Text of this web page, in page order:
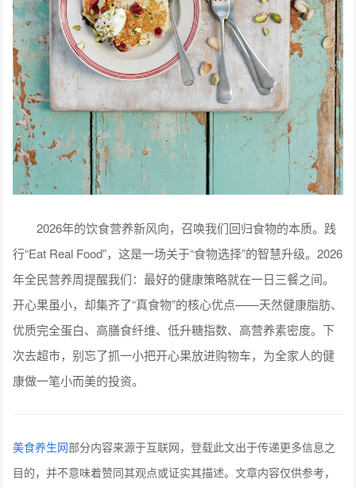
2026年的饮食营养新风向，召唤我们回归食物的本质。践
行“Eat Real Food”，这是一场关于“食物选择”的智慧升级。2026
年全民营养周提醒我们：最好的健康策略就在一日三餐之间。
开心果虽小，却集齐了“真食物”的核心优点——天然健康脂肪、
优质完全蛋白、高膳食纤维、低升糖指数、高营养素密度。下
次去超市，别忘了抓一小把开心果放进购物车，为全家人的健
康做一笔小而美的投资。
美食养生网部分内容来源于互联网，登载此文出于传递更多信息之
目的，并不意味着赞同其观点或证实其描述。文章内容仅供参考，